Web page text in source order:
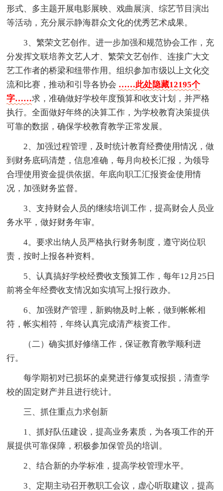
形式、多主题开展电影展映、戏曲展演、综艺节目演出
等活动，充分展示静海群众文化的优秀艺术成果。
3、繁荣文艺创作。进一步加强和规范协会工作，充
分发挥文联培养文艺人才、繁荣文艺创作、连接广大文
艺工作者的桥梁和纽带作用。组织参加市级以上文化交
流和比赛，推动和引导各协会 ……此处隐藏12195个
字……求，准确做好学校年度预算和收支计划，并严格
执行。全面做好年终的决算工作，为学校教育决策提供
可靠的数据，确保学校教育教学正常发展。
2、加强过程管理，及时统计教育经费使用情况，做
到财务底码清楚，信息准确，每月向校长汇报，为领导
合理使用资金提供依据。年底向职工汇报资金使用情
况，加强财务监督。
3、支持财会人员的继续培训工作，提高财会人员业
务水平，做好财务年审。
4。要求出纳人员严格执行财务制度，遵守岗位职
责，按时上报各种资料。
5、认真搞好学校经费收支预算工作，每年12月25日
前将全年经费收支情况如实填写上报行政办。
6、加强财产管理，新购物及时上帐，做到帐帐相
符，帐实相符，年终认真完成清产核资工作。
（二）确实抓好修缮工作，保证教育教学顺利进
行。
每学期初对已损坏的桌凳进行修复或报损，清查学
校的固定财产并且进行统计。
三、抓住重点力求创新
1、抓好队伍建设，提高业务素质，为各项工作的开
展提供可靠保障，积极参加保管员的培训。
2、结合新的办学标准，提高学校管理水平。
3、定期主动召开教职工会议，虚心听取建议，提高